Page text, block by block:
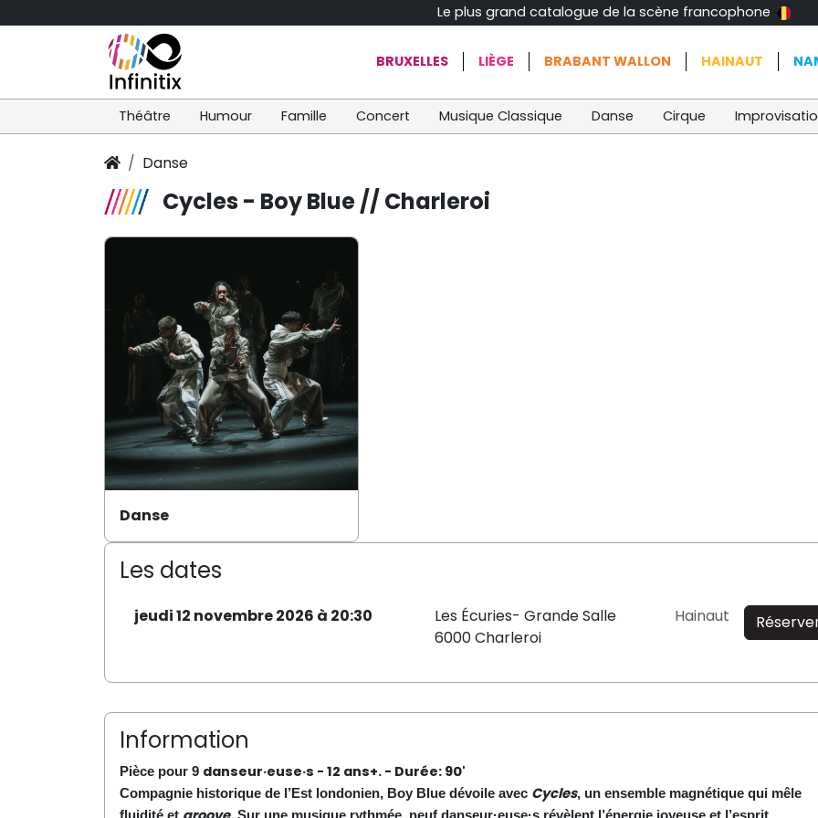
Le plus grand catalogue de la scène francophone
BRUXELLES LIÈGE BRABANT WALLON HAINAUT
Théâtre Humour Famille Concert Musique Classique Danse Cirque
Danse
Cycles - Boy Blue // Charleroi
Les dates
jeudi 12 novembre 2026 à 20:30
Les Écuries- Grande Salle
6000 Charleroi
Hainaut
Information
Pièce pour 9 danseur·euse·s - 12 ans+. - Durée: 90'
Compagnie historique de l’Est londonien, Boy Blue dévoile avec Cycles, un ensemble magnétique qui mêle
fluidité et
. Sur une musique rythmée, neuf danseur·euse·s révèlent l’énergie joyeuse et l’esprit
Danse